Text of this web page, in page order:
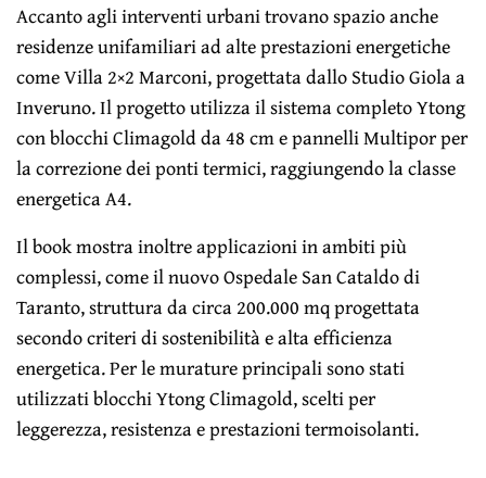
Accanto agli interventi urbani trovano spazio anche
residenze unifamiliari ad alte prestazioni energetiche
come Villa 2×2 Marconi, progettata dallo Studio Giola a
Inveruno. Il progetto utilizza il sistema completo Ytong
con blocchi Climagold da 48 cm e pannelli Multipor per
la correzione dei ponti termici, raggiungendo la classe
energetica A4.
Il book mostra inoltre applicazioni in ambiti più
complessi, come il nuovo Ospedale San Cataldo di
Taranto, struttura da circa 200.000 mq progettata
secondo criteri di sostenibilità e alta efficienza
energetica. Per le murature principali sono stati
utilizzati blocchi Ytong Climagold, scelti per
leggerezza, resistenza e prestazioni termoisolanti.